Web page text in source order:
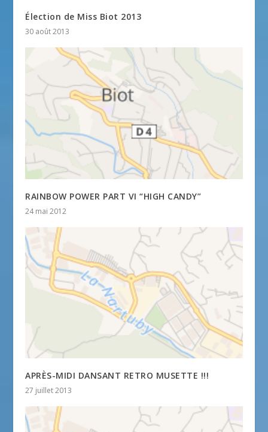
Élection de Miss Biot 2013
30 août 2013
RAINBOW POWER PART VI “HIGH CANDY”
24 mai 2012
APRÈS-MIDI DANSANT RETRO MUSETTE !!!
27 juillet 2013